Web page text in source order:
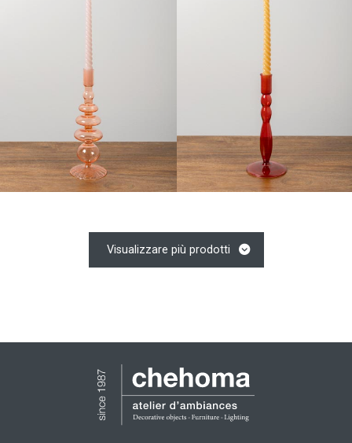
Visualizzare più prodotti